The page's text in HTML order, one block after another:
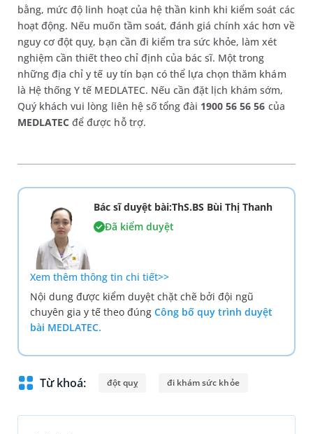
bằng, mức độ linh hoạt của hệ thần kinh khi kiểm soát các
hoạt động. Nếu muốn tầm soát, đánh giá chính xác hơn về
nguy cơ đột quỵ, bạn cần đi kiểm tra sức khỏe, làm xét
nghiệm cần thiết theo chỉ định của bác sĩ. Một trong
những địa chỉ y tế uy tín bạn có thể lựa chọn thăm khám
là Hệ thống Y tế MEDLATEC. Nếu cần đặt lịch khám sớm,
Quý khách vui lòng liên hệ số tổng đài 1900 56 56 56 của
MEDLATECđể được hỗ trợ.
Bác sĩ duyệt bài:ThS.BS Bùi Thị Thanh
Đã kiểm duyệt
Xem thêm thông tin chi tiết>>
Nội dung được kiểm duyệt chặt chẽ bởi đội ngũ
chuyên gia y tế theo đúng Công bố quy trình duyệt
bài MEDLATEC.
Từ khoá: đột quỵ đi khám sức khỏe